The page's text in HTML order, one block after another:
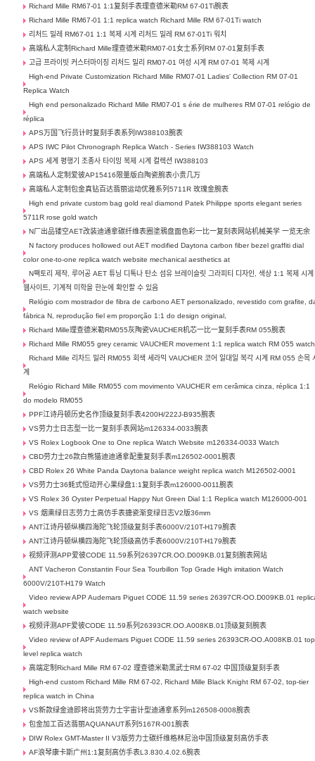
Richard Mille RM67-01 1:1复刻手表理查德米勒RM 67-01Ti腕表
Richard Mille RM67-01 1:1 replica watch Richard Mille RM 67-01Ti watch
리처드 밀레 RM67-01 1:1 복제 시계 리처드 밀레 RM 67-01Ti 워치
高端私人定制Richard Mille理查德米勒RM07-01女士系列RM 07-01复刻手表
고급 프라이빗 커스터마이징 리처드 밀리 RM07-01 여성 시계 RM 07-01 복제 시계
High-end Private Customization Richard Mille RM07-01 Ladies' Collection RM 07-01
Replica Watch
High end personalizado Richard Mille RM07-01 s érie de mulheres RM 07-01 relógio de
réplica
APS万国飞行员计时复刻手表系列IW388103腕表
APS IWC Pilot Chronograph Replica Watch - Series IW388103 Watch
APS 세계 평행기 조종사 타이밍 복제 시계 컬렉션 IW388103
高端私人定制爱彼AP15416限量版白陶瓷腕表小贵几万
高端私人定制包金真钻百达翡丽运动优雅系列5711R 玫瑰金腕表
High end private custom bag gold real diamond Patek Philippe sports elegant series
5711R rose gold watch
N厂出品镂空AET改装迪通拿碳纤维表圈塗鴉盘面色彩一比一复刻表网站机械美学 一览无余
N factory produces hollowed out AET modified Daytona carbon fiber bezel graffiti dial
color one-to-one replica watch website mechanical aesthetics at
N팩토리 제작, 루어공 AET 튜닝 디톡나 탄소 섬유 브레이슬릿 그라피티 디자인, 색상 1:1 복제 시계
웹사이트, 기계적 미학을 한눈에 확인할 수 있음
Relógio com mostrador de fibra de carbono AET personalizado, revestido com grafite,
fábrica N, reprodução fiel em proporção 1:1 do design original,
Richard Mille理查德米勒RM055灰陶瓷VAUCHER机芯一比一复刻手表RM 055腕表
Richard Mille RM055 grey ceramic VAUCHER movement 1:1 replica watch RM 055 watch
Richard Mille 리차드 밀러 RM055 회색 세라믹 VAUCHER 코어 일대일 복각 시계 RM 055 손목
계
Relógio Richard Mille RM055 com movimento VAUCHER em cerâmica cinza, réplica 1:1
do modelo RM055
PPF江诗丹顿历史名作顶级复刻手表4200H/222J-B935腕表
VS劳力士日志型一比一复刻手表网站m126334-0033腕表
VS Rolex Logbook One to One replica Watch Website m126334-0033 Watch
CBD劳力士26款白熊猫迪迪通拿配重复刻手表m126502-0001腕表
CBD Rolex 26 White Panda Daytona balance weight replica watch M126502-0001
VS劳力士36蚝式恒动开心果绿盘1:1复刻手表m126000-0011腕表
VS Rolex 36 Oyster Perpetual Happy Nut Green Dial 1:1 Replica watch M126000-001
VS 烟熏绿日志劳力士高仿手表搪瓷渐变绿日志V2版36mm
ANT江诗丹顿纵横四海陀飞轮顶级复刻手表6000V/210T-H179腕表
ANT江诗丹顿纵横四海陀飞轮顶级高仿手表6000V/210T-H179腕表
视频评测APP爱彼CODE 11.59系列26397CR.OO.D009KB.01复刻腕表网站
ANT Vacheron Constantin Four Sea Tourbillon Top Grade High imitation Watch
6000V/210T-H179 Watch
Video review APP Audemars Piguet CODE 11.59 series 26397CR-OO.D009KB.01
watch website
视频评测APF爱彼CODE 11.59系列26393CR.OO.A008KB.01顶级复刻腕表
Video review of APF Audemars Piguet CODE 11.59 series 26393CR-OO.A008KB.01
level replica watch
高端定制Richard Mille RM 67-02 理查德米勒黑武士RM 67-02 中国顶级复刻手表
High-end custom Richard Mille RM 67-02, Richard Mille Black Knight RM 67-02, top-tier
replica watch in China
VS新款绿金迪即将出货劳力士宇宙计型迪通拿系列m126508-0008腕表
包金加工百达翡丽AQUANAUT系列5167R-001腕表
DIW Rolex GMT-Master II V3版劳力士碳纤维格林尼治中国顶级复刻高仿手表
AF浪琴康卡斯广州1:1复刻高仿手表L3.830.4.02.6腕表